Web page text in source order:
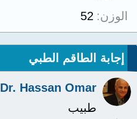
الوزن 52
إجابة الطاقم الطبي
Dr. Hassan Omar
طبيب